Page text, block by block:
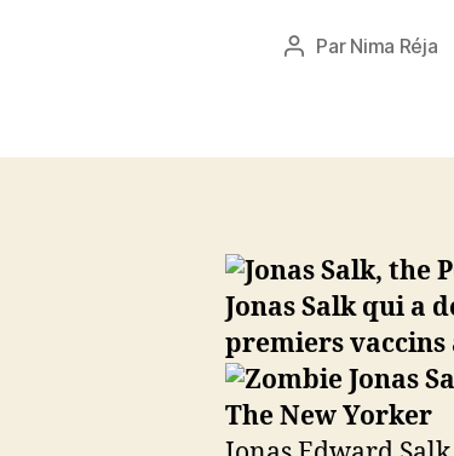
Auteur
Par Nima Réja
Jonas Salk qui a
premiers